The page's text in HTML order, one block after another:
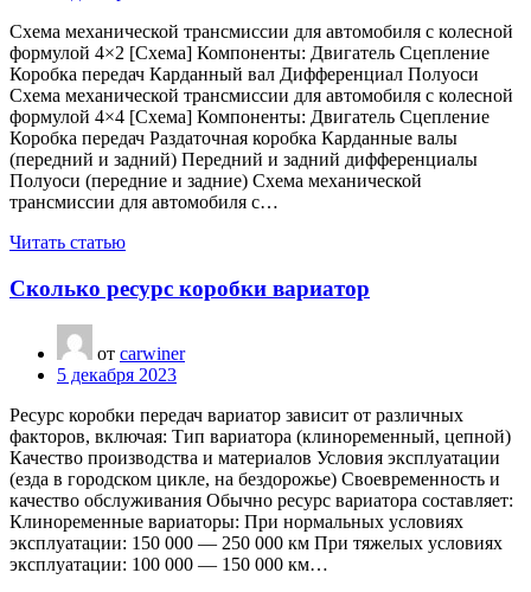
Схема механической трансмиссии для автомобиля с колесной
формулой 4×2 [Схема] Компоненты: Двигатель Сцепление
Коробка передач Карданный вал Дифференциал Полуоси
Схема механической трансмиссии для автомобиля с колесной
формулой 4×4 [Схема] Компоненты: Двигатель Сцепление
Коробка передач Раздаточная коробка Карданные валы
(передний и задний) Передний и задний дифференциалы
Полуоси (передние и задние) Схема механической
трансмиссии для автомобиля с…
Читать статью
Сколько ресурс коробки вариатор
от carwiner
5 декабря 2023
Ресурс коробки передач вариатор зависит от различных
факторов, включая: Тип вариатора (клиноременный, цепной)
Качество производства и материалов Условия эксплуатации
(езда в городском цикле, на бездорожье) Своевременность и
качество обслуживания Обычно ресурс вариатора составляет:
Клиноременные вариаторы: При нормальных условиях
эксплуатации: 150 000 — 250 000 км При тяжелых условиях
эксплуатации: 100 000 — 150 000 км…